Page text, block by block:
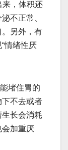
来，体积还
不正常、
。另外，有
情绪性厌
堵住胃的
不去或者
长会消耗
会加重厌